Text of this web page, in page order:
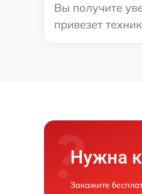
Вы получите
привезет
Нужна
Закажите